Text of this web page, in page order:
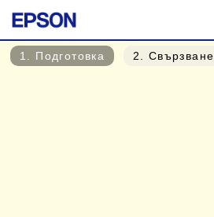
1 . Подготовка 2 . Свързване